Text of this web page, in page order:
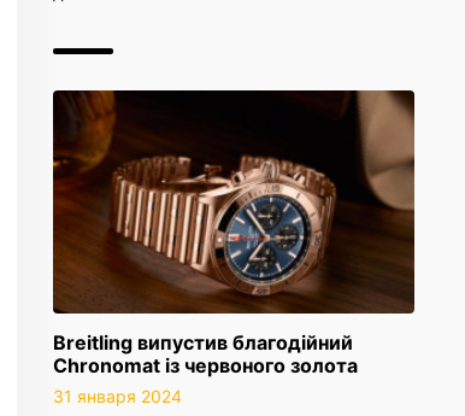
Breitling випустив благодійний
Chronomat із червоного золота
31 января 2024